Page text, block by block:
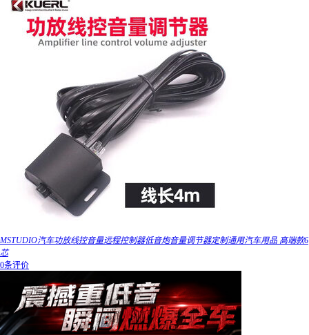
MSTUDIO汽车功放线控音量远程控制器低音炮音量调节器定制通用汽车用品 高端款6
芯
0条评价